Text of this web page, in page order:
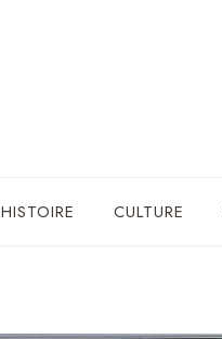
HISTOIRE CULTURE